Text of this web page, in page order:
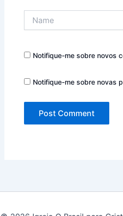
Notifique-me sobre novos
Notifique-me sobre novas